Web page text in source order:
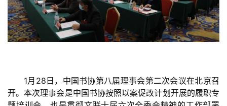
夜
话
1月28日，中国书协第八届理事会第二次会议在北京召
开。本次理事会是中国书协按照以案促改计划开展的履职专